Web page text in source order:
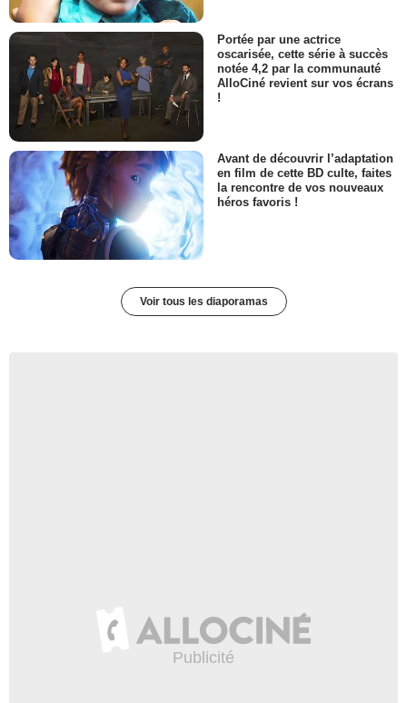
Portée par une actrice
oscarisée, cette série à succès
notée 4,2 par la communauté
AlloCiné revient sur vos écrans
!
Avant de découvrir l’adaptation
en film de cette BD culte, faites
la rencontre de vos nouveaux
héros favoris !
Voir tous les diaporamas